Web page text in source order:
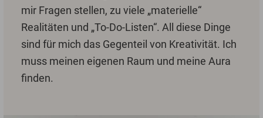
mir Fragen stellen, zu viele „materielle“
Realitäten und „To-Do-Listen“. All diese Dinge
sind für mich das Gegenteil von Kreativität. Ich
muss meinen eigenen Raum und meine Aura
finden.